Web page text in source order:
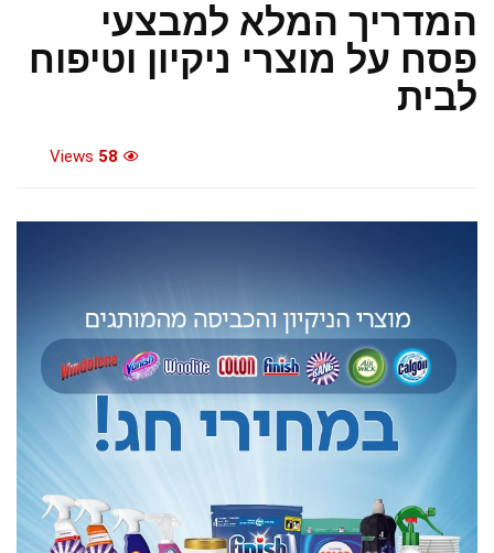
המדריך המלא למבצעי
פסח על מוצרי ניקיון וטיפוח
לבית
58